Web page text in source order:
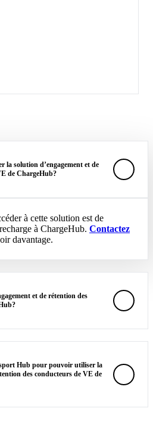
la solution d’engagement et de
de ChargeHub?
à cette solution est de
à ChargeHub. Contactez
davantage.
et de rétention des
Hub pour pouvoir utiliser la
des conducteurs de VE de